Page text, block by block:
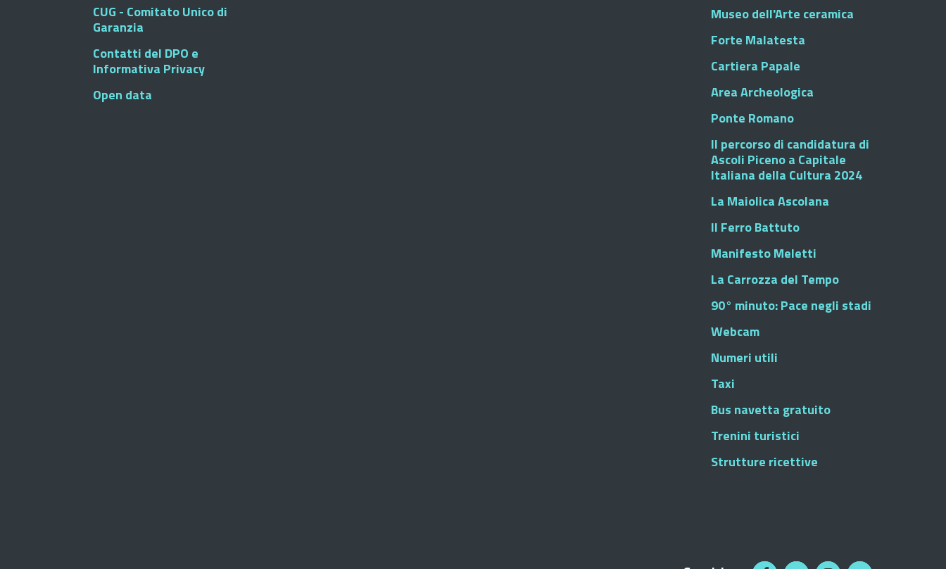
CUG - Comitato Unico di
Garanzia
Contatti del DPO e
Informativa Privacy
Open data
Museo dell'Arte ceramica
Forte Malatesta
Cartiera Papale
Area Archeologica
Ponte Romano
Il percorso di candidatura di
Ascoli Piceno a Capitale
Italiana della Cultura 2024
La Maiolica Ascolana
Il Ferro Battuto
Manifesto Meletti
La Carrozza del Tempo
90° minuto: Pace negli stadi
Webcam
Numeri utili
Taxi
Bus navetta gratuito
Trenini turistici
Strutture ricettive